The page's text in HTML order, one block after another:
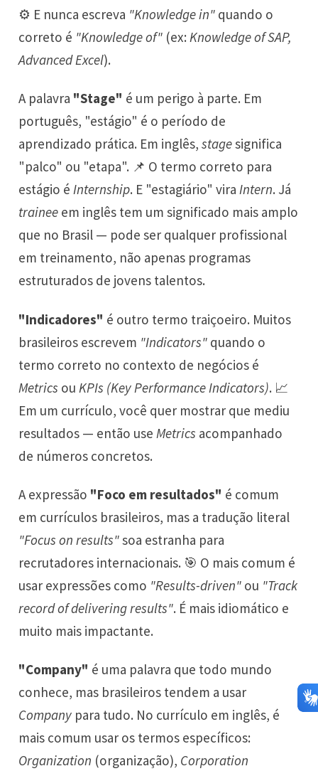
⚙️ E nunca escreva "Knowledge in" quando o
correto é "Knowledge of" (ex:Knowledge of SAP,
Advanced Excel).
A palavra "Stage" é um perigo à parte. Em
português, "estágio" é o período de
aprendizado prática. Em inglês,stagesignifica
"palco" ou "etapa". 📌 O termo correto para
estágio éInternship. E "estagiário" viraIntern. Já
trainee em inglês tem um significado mais amplo
que no Brasil — pode ser qualquer profissional
em treinamento, não apenas programas
estruturados de jovens talentos.
"Indicadores" é outro termo traiçoeiro. Muitos
brasileiros escrevem "Indicators" quando o
termo correto no contexto de negócios é
Metrics ou KPIs (Key Performance Indicators). 📈
Em um currículo, você quer mostrar que mediu
resultados — então use Metrics acompanhado
de números concretos.
A expressão "Foco em resultados" é comum
em currículos brasileiros, mas a tradução literal
"Focus on results"soa estranha para
recrutadores internacionais. 🎯 O mais comum é
usar expressões como "Results-driven" ou "Track
record of delivering results". É mais idiomático e
muito mais impactante.
"Company" é uma palavra que todo mundo
conhece, mas brasileiros tendem a usar
Company para tudo. No currículo em inglês, é
mais comum usar os termos específicos:
Organization (organização), Corporation